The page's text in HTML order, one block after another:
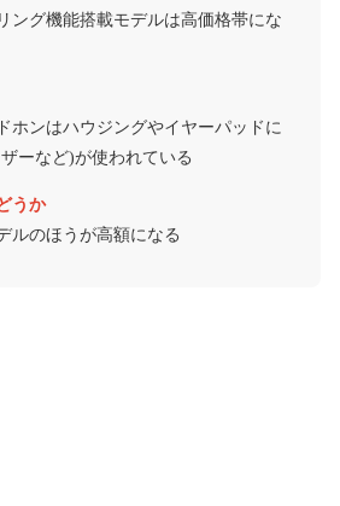
ング機能搭載モデルは高価格帯にな
ホンはハウジングやイヤーパッドに
ーなど)が使われている
うか
ルのほうが高額になる